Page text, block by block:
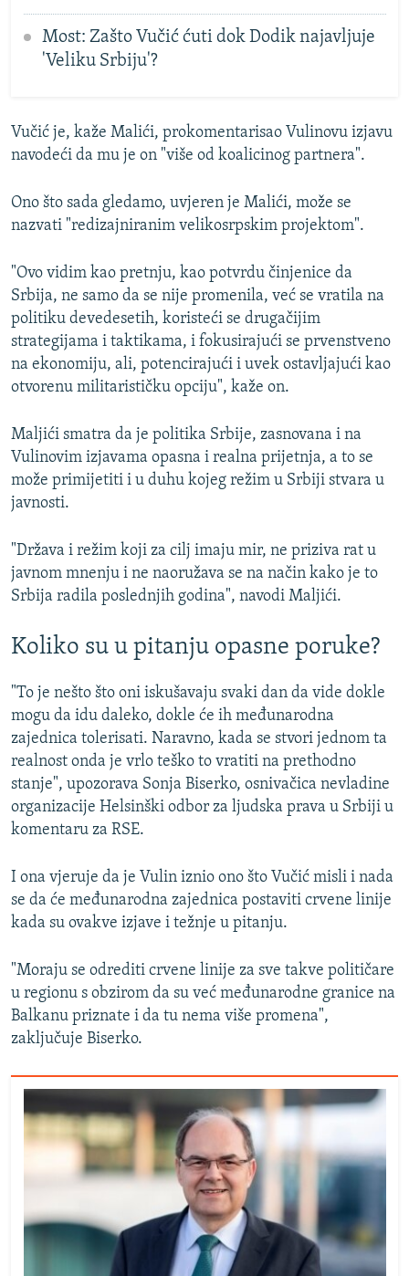
Most: Zašto Vučić ćuti dok Dodik najavljuje
'Veliku Srbiju'?
Vučić je, kaže Malići, prokomentarisao Vulinovu izjavu
navodeći da mu je on "više od koalicinog partnera".
Ono što sada gledamo, uvjeren je Malići, može se
nazvati "redizajniranim velikosrpskim projektom".
"Ovo vidim kao pretnju, kao potvrdu činjenice da
Srbija, ne samo da se nije promenila, već se vratila na
politiku devedesetih, koristeći se drugačijim
strategijama i taktikama, i fokusirajući se prvenstveno
na ekonomiju, ali, potencirajući i uvek ostavljajući kao
otvorenu militarističku opciju", kaže on.
Maljići smatra da je politika Srbije, zasnovana i na
Vulinovim izjavama opasna i realna prijetnja, a to se
može primijetiti i u duhu kojeg režim u Srbiji stvara u
javnosti.
"Država i režim koji za cilj imaju mir, ne priziva rat u
javnom mnenju i ne naoružava se na način kako je to
Srbija radila poslednjih godina", navodi Maljići.
Koliko su u pitanju opasne poruke?
"To je nešto što oni iskušavaju svaki dan da vide dokle
mogu da idu daleko, dokle će ih međunarodna
zajednica tolerisati. Naravno, kada se stvori jednom ta
realnost onda je vrlo teško to vratiti na prethodno
stanje", upozorava Sonja Biserko, osnivačica nevladine
organizacije Helsinški odbor za ljudska prava u Srbiji u
komentaru za RSE.
I ona vjeruje da je Vulin iznio ono što Vučić misli i nada
se da će međunarodna zajednica postaviti crvene linije
kada su ovakve izjave i težnje u pitanju.
"Moraju se odrediti crvene linije za sve takve političare
u regionu s obzirom da su već međunarodne granice na
Balkanu priznate i da tu nema više promena",
zaključuje Biserko.